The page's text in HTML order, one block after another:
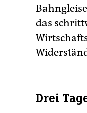
das
Drei